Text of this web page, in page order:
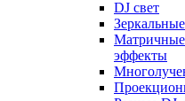
DJ свет
Матричные
эффекты